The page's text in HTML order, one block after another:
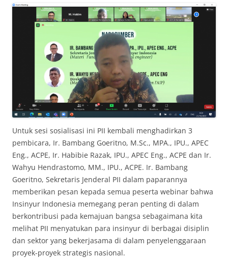
Untuk sesi sosialisasi ini PII kembali menghadirkan 3
pembicara, Ir. Bambang Goeritno, M.Sc., MPA., IPU., APEC
Eng., ACPE, Ir. Habibie Razak, IPU., APEC Eng., ACPE dan Ir.
Wahyu Hendrastomo, MM., IPU., ACPE. Ir. Bambang
Goeritno, Sekretaris Jenderal PII dalam paparannya
memberikan pesan kepada semua peserta webinar bahwa
Insinyur Indonesia memegang peran penting di dalam
berkontribusi pada kemajuan bangsa sebagaimana kita
melihat PII menyatukan para insinyur di berbagai disiplin
dan sektor yang bekerjasama di dalam penyelenggaraan
proyek-proyek strategis nasional.